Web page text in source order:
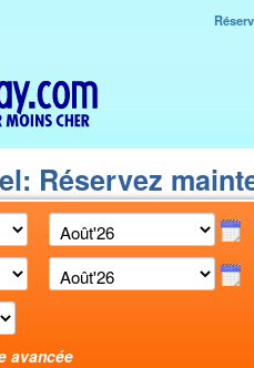
Réservez
avancée